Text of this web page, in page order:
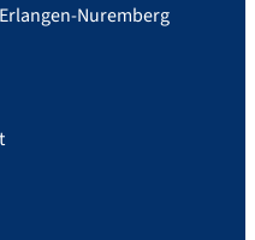
Nuremberg